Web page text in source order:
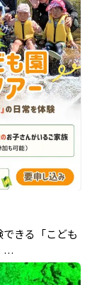
きる「こども
…